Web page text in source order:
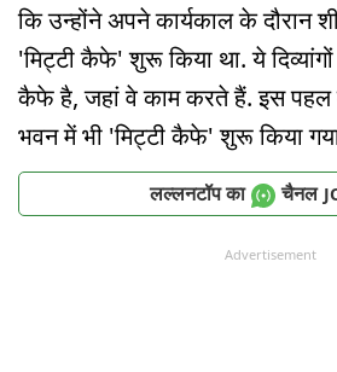
कि उन्होंने अपने कार्यकाल के दौरान
'मिट्टी कैफे' शुरू किया था. ये
कैफे है, जहां वे काम करते हैं. इस पहल
भवन में भी 'मिट्टी कैफे' शुरू किया
लल्लनटॉप का चैनल
Advertisement